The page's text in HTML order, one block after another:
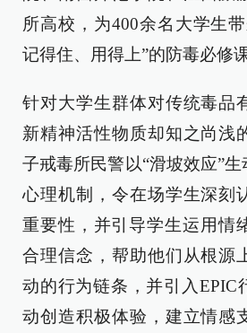
所高校，为400余名大学生带
记得住、用得上”的防毒必修课
针对大学生群体对传统毒品
新精神活性物质却知之尚浅
子戒毒所民警以“滑坡效应”
心理机制，令在场学生深刻
重要性，并引导学生运用情
合理信念，帮助他们从根源
动的行为链条，并引入EPIC
动创造积极体验，建立情感